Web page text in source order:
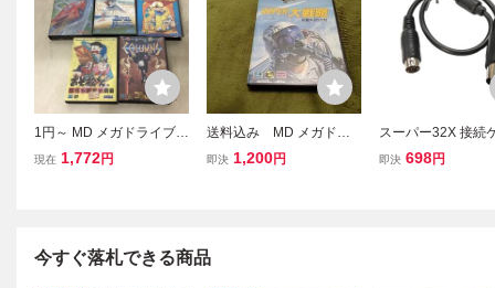
1円～ MD メガドライブ
コラムス スーパーリーグ
現在 1,772円
送料込み MD メガドラ
イブ スーパー大戦略
即決 1,200円
スーパー32X 接続
ル メガドライブ1
即決 698円
今すぐ落札できる商品